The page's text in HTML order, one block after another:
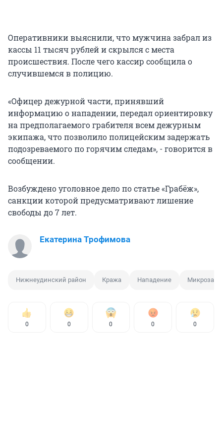
Оперативники выяснили, что мужчина забрал из
кассы 11 тысяч рублей и скрылся с места
происшествия. После чего кассир сообщила о
случившемся в полицию.
«Офицер дежурной части, принявший
информацию о нападении, передал ориентировку
на предполагаемого грабителя всем дежурным
экипажа, что позволило полицейским задержать
подозреваемого по горячим следам», - говорится в
сообщении.
Возбуждено уголовное дело по статье «Грабёж»,
санкции которой предусматривают лишение
свободы до 7 лет.
Екатерина Трофимова
Нижнеудинский район Кража Нападение Микрозаем
0 0 0 0 0